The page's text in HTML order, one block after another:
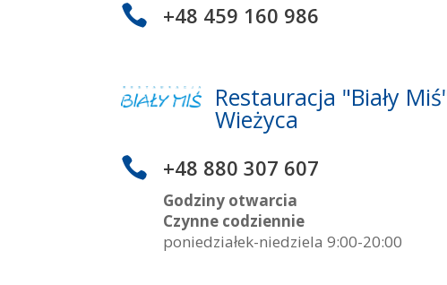
 +48 459 160 986
Restauracja "Biały
Wieżyca
 +48 880 307 607
Godziny otwarcia
Czynne codziennie
poniedziałek-niedziela 9:00-20:00